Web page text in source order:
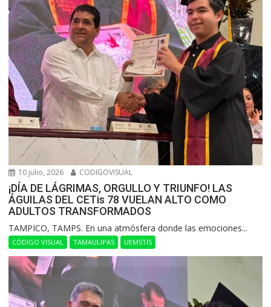
10 julio, 2026 CODIGOVISUAL
¡DÍA DE LÁGRIMAS, ORGULLO Y TRIUNFO! LAS
ÁGUILAS DEL CETis 78 VUELAN ALTO COMO
ADULTOS TRANSFORMADOS
​TAMPICO, TAMPS. En una atmósfera donde las emociones...
CÓDIGO VISUAL TAMAULIPAS UEMSTIS